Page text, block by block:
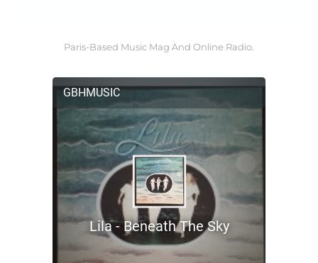
Paris-Based Music Mag And Online Radio.